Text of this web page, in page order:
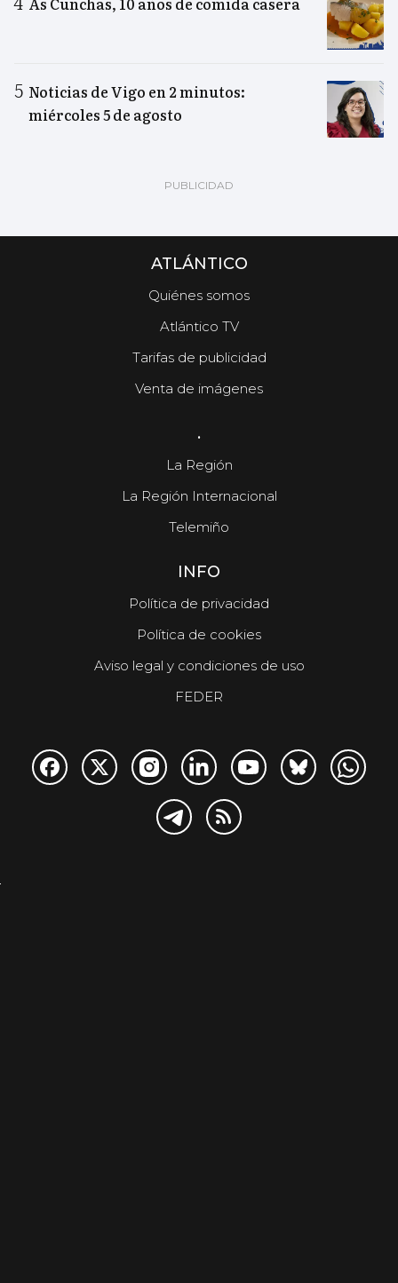
Noticias de Vigo en 2 minutos:
miércoles 5 de agosto
ATLÁNTICO
Quiénes somos
Atlántico TV
Tarifas de publicidad
Venta de imágenes
.
La Región
La Región Internacional
Telemiño
INFO
Política de privacidad
Política de cookies
Aviso legal y condiciones de uso
FEDER